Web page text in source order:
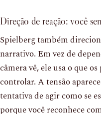
Direção de reação: você
Spielberg também
narrativo. Em vez de
câmera vê, ele usa o que
controlar. A tensão
tentativa de agir como se
porque você reconhece